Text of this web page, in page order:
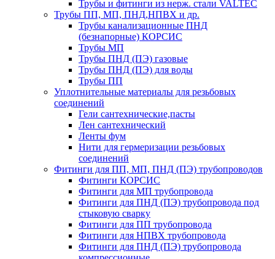
Трубы и фитинги из нерж. стали VALTEC
Трубы ПП, МП, ПНД,НПВХ и др.
Трубы канализационные ПНД
(безнапорные) КОРСИС
Трубы МП
Трубы ПНД (ПЭ) газовые
Трубы ПНД (ПЭ) для воды
Трубы ПП
Уплотнительные материалы для резьбовых
соединений
Гели сантехнические,пасты
Лен сантехнический
Ленты фум
Нити для гермеризации резьбовых
соединений
Фитинги для ПП, МП, ПНД (ПЭ) трубопроводов
Фитинги КОРСИС
Фитинги для МП трубопровода
Фитинги для ПНД (ПЭ) трубопровода под
стыковую сварку
Фитинги для ПП трубопровода
Фитинги для НПВХ трубопровода
Фитинги для ПНД (ПЭ) трубопровода